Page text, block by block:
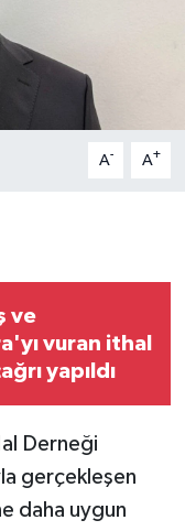
A- A+
ve
vuran ithal
yapıldı
Derneği
gerçekleşen
daha uygun